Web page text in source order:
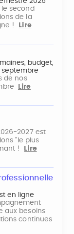
second
de la
!
Lire
budget,
septembre
de nos
Lire
2027 est
"le plus
!
Lire
en ligne
aux besoins
continues